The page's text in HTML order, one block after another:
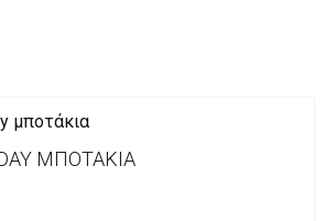
ακόλουθους τραπεζικούς
ΜΠΟΤΆΚΙΑ